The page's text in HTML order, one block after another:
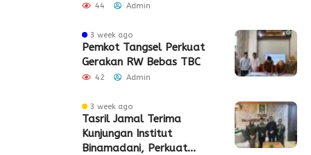
2026
44 Admin
3 week ago
Pemkot Tangsel Perkuat
Gerakan RW Bebas TBC
42 Admin
3 week ago
Tasril Jamal Terima
Kunjungan Institut
Binamadani, Perkuat